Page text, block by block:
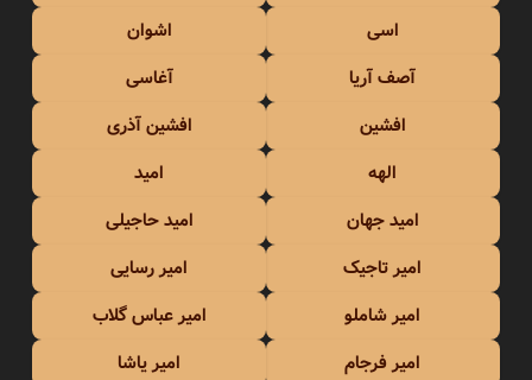
اسی
اشوان
آصف آریا
آغاسی
افشین
افشین آذری
الهه
امید
امید جهان
امید حاجیلی
امیر تاجیک
امیر رسایی
امیر شاملو
امیر عباس گلاب
امیر فرجام
امیر یاشا